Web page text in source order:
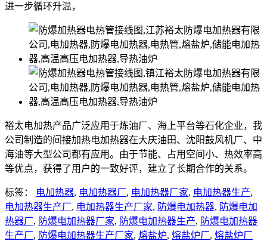
进一步循环升温，
裕太电加热产品广泛应用于炼油厂、海上平台等石化企业，我
公司制造的间接加热电加热器在大庆油田、沈阳鼓风机厂、中
海油等大型公司都有应用。由于节能、占用空间小、热效率高
等优点，获得了用户的一致好评，建立了长期合作的关系。
标签： 电加热器, 电加热器厂, 电加热器厂家, 电加热器生产,
电加热器生产厂, 电加热器生产厂家, 防爆电加热器, 防爆电加
热器厂, 防爆电加热器厂家, 防爆电加热器生产, 防爆电加热器
生产厂, 防爆电加热器生产厂家, 熔盐炉, 熔盐炉厂, 熔盐炉厂